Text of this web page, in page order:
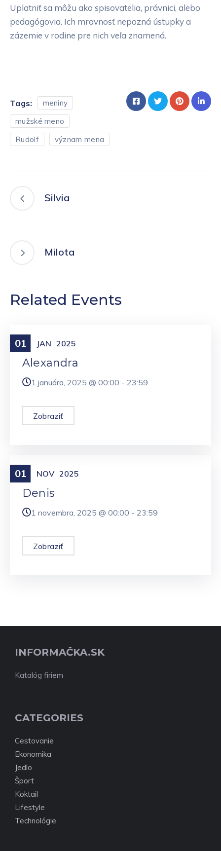
Uplatniť sa môžu ako spisovatelia, právnici, alebo
pedagógovia. Ich mravnosť nepozná ústupky a
zázemie v rodine pre nich veľa znamená.
Tags:
meniny
mužské meno
Rudolf
význam mena
Silvia
Milota
Related Events
01 JAN 2025
Meniny
Alexandra
1 januára, 2025 @ 00:00 - 23:59
Zobraziť
01 NOV 2025
Meniny
Denis
1 novembra, 2025 @ 00:00 - 23:59
Zobraziť
INFORMAČKA.SK
Katalóg firiem
CATEGORIES
Cestovanie
Ekonomika
Jedlo
Šport
Koktail
Lifestyle
Technológie